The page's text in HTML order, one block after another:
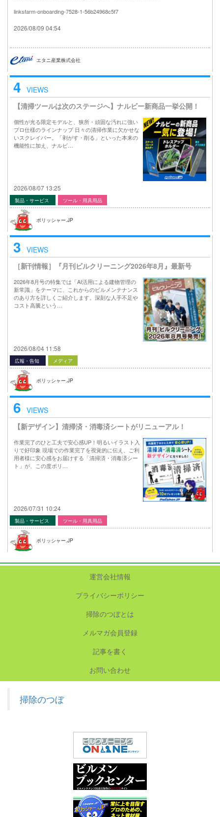
linksfarm-onboarding-7528-1-56b24968c5f7
2026/08/09 04:54
エタニ産業株式会社
4 VIEWS
【清掃ツールは次のステージへ】ナルビー新商品一挙公開！
個性が光る限定モデルと、狭所・頑固な汚れに強い
プロ仕様のラインナップ 日々の清掃作業に欠かせな
いスクレイパー。「剥がす・削る」といった本来の
機能性に加え、ナルビ…
2026/08/07 13:25
製品・サービス ツール・用具用品
ポリッシャー.JP
3 VIEWS
［新刊情報］『月刊ビルクリーニング2026年8月』最新号
2026年8月号の特集では「AI活用による建物管理の
新常識」をテーマに、これからのビルメンテナンス
のあり方を詳しくご紹介します。深刻な人手不足や
コスト高騰という…
2026/08/04 11:58
広報・告知 メディア
ポリッシャー.JP
6 VIEWS
【新デザイン】清掃済・消毒済シートがリニューアル！
作業完了のひと工夫で安心感UP！明るいイラスト入
りで好印象 現場での作業完了を視覚的に伝え、ご利
用者様に安心感をお届けする「清掃済・消毒済シー
ト」が、この度ポリ…
2026/07/31 10:24
製品・サービス ツール・用具用品
ポリッシャー.JP
運営会社情報
プライバシーポリシー
掃除のつぼとは
メルマガ会員登録
記事を書く
お問い合わせ
掃除のつぼ